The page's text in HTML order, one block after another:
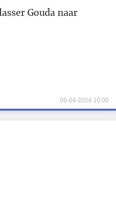
Gouda naar
06-04-2024 10:00